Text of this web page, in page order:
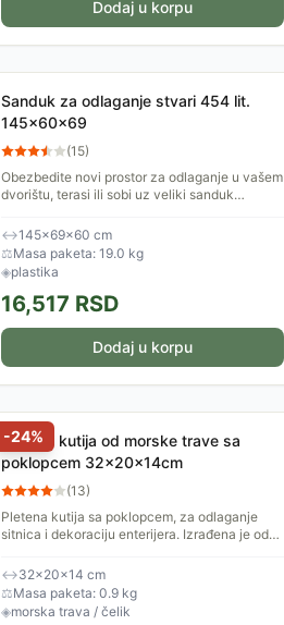
Dodaj u korpu
Sanduk za odlaganje stvari 454 lit.
145x60x69
(15)
Obezbedite novi prostor za odlaganje u vašem
dvorištu, terasi ili sobi uz veliki sanduk
↔145×69×60 cm
⚖Masa paketa: 19.0 kg
◈plastika
16,517 RSD
Dodaj u korpu
-24%
Pletena kutija od morske trave sa
poklopcem 32x20x14cm
(13)
Pletena kutija sa poklopcem, za odlaganje
sitnica i dekoraciju enterijera. Izrađena je od
kombinaciji sa...
↔32×20×14 cm
⚖Masa paketa: 0.9 kg
◈morska trava / čelik